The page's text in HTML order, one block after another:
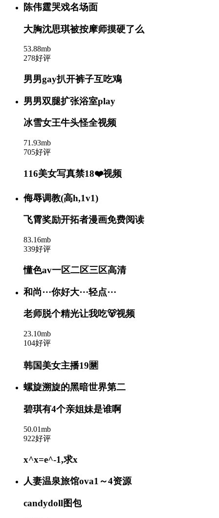
陈伟霆哭戏名场面
大胸沈思琪被按摩师摸硬了么
53.88mb
278好评
男男gay扒开裤子互吃鳮
男男双腿扩张浴室play
冰雪女王牛头怪全视频
71.93mb
705好评
116美女写真禁18❤️视频
侮辱调教(高h,1v1)
飞霄奖励开拓者漫画免费阅读
83.16mb
339好评
懂色av一区二区三区高清
和尚⋯你好大⋯轻点⋯
老师脱个精光让我吃🐻视频
23.10mb
104好评
韩国美女主播19🈲
螺旋溯旋的黑暗世界第二
碧琪有4个亲姐妹是谁啊
50.01mb
922好评
x^x=e^-1,求x
人妻温泉旅馆ova1～4资源
candydoll图包